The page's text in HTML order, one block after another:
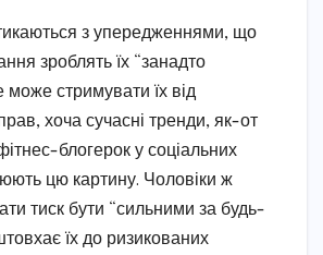
з упередженнями, що
зроблять їх “занадто
може стримувати їх від
хоча сучасні тренди, як-от
блогерок у соціальних
цю картину. Чоловіки ж
тиск бути “сильними за будь-
їх до ризикованих